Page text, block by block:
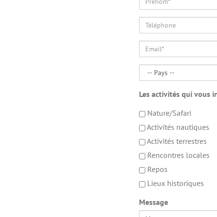
Téléphone
Email*
Les activités qui vous
Nature/Safari
Activités nautiques
Activités terrestres
Rencontres locales
Repos
Lieux historiques
Message